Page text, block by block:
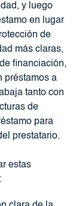
y luego
en lugar
de
más claras,
financiación,
préstamos a
tanto con
de
para
prestatario.
estas